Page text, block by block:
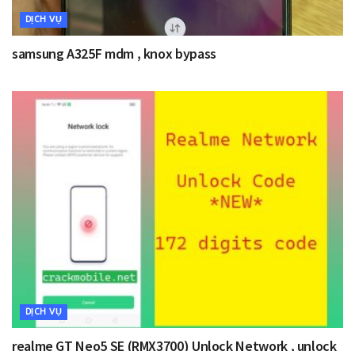
DỊCH VỤ
samsung A325F mdm , knox bypass
DỊCH VỤ
realme GT Neo5 SE (RMX3700) Unlock Network , unlock